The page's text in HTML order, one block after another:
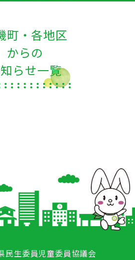
町・各地区
からの
らせ一覧
民生委員児童委員協議会